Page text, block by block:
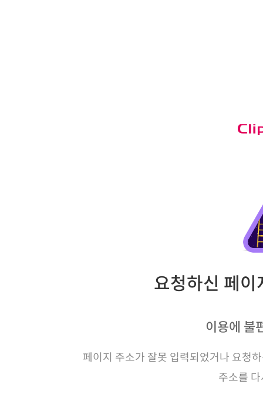
요청하신 페
이용에 불
페이지 주소가 잘못 입력되었거나 요청
주소를